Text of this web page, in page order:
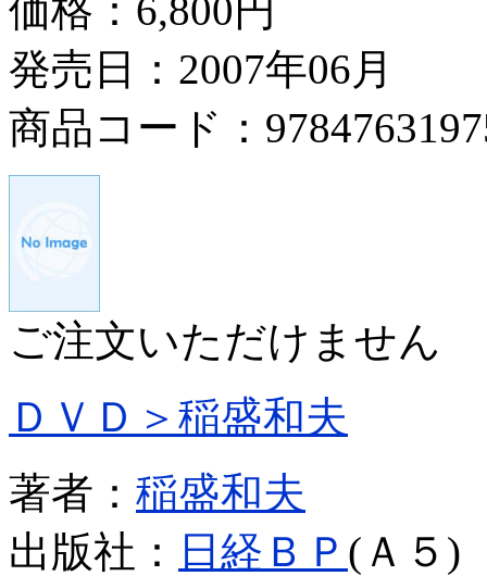
価格： 6,800円
発売日：2007年06月
商品コード：
ご注文いただけません
ＤＶＤ＞稲盛和夫
著者： 稲盛和夫
出版社：
日経ＢＰ (Ａ５)